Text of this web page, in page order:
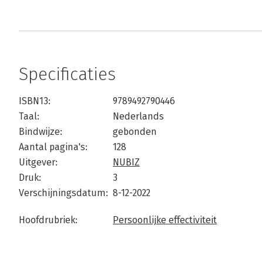
Specificaties
ISBN13:
9789492790446
Taal:
Nederlands
Bindwijze:
gebonden
Aantal pagina's:
128
Uitgever:
NUBIZ
Druk:
3
Verschijningsdatum: 8-12-2022
Hoofdrubriek: Persoonlijke effectiviteit